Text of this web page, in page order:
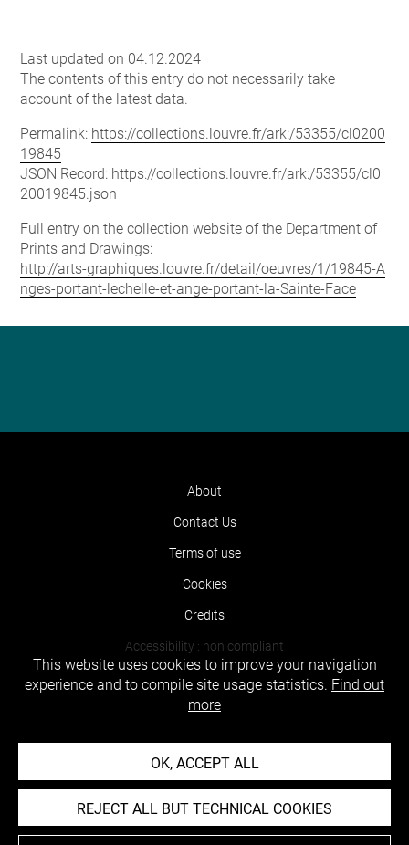
Last updated on 04.12.2024
The contents of this entry do not necessarily take
account of the latest data.
Permalink: https://collections.louvre.fr/ark:/53355/cl0200
19845
JSON Record: https://collections.louvre.fr/ark:/53355/cl0
20019845.json
Full entry on the collection website of the Department of
Prints and Drawings:
http://arts-graphiques.louvre.fr/detail/oeuvres/1/19845-A
nges-portant-lechelle-et-ange-portant-la-Sainte-Face
About
Contact Us
Terms of use
Cookies
Credits
Accessibility : non compliant
This website uses cookies to improve your navigation
experience and to compile site usage statistics. Find out
more
OK, ACCEPT ALL
REJECT ALL BUT TECHNICAL COOKIES